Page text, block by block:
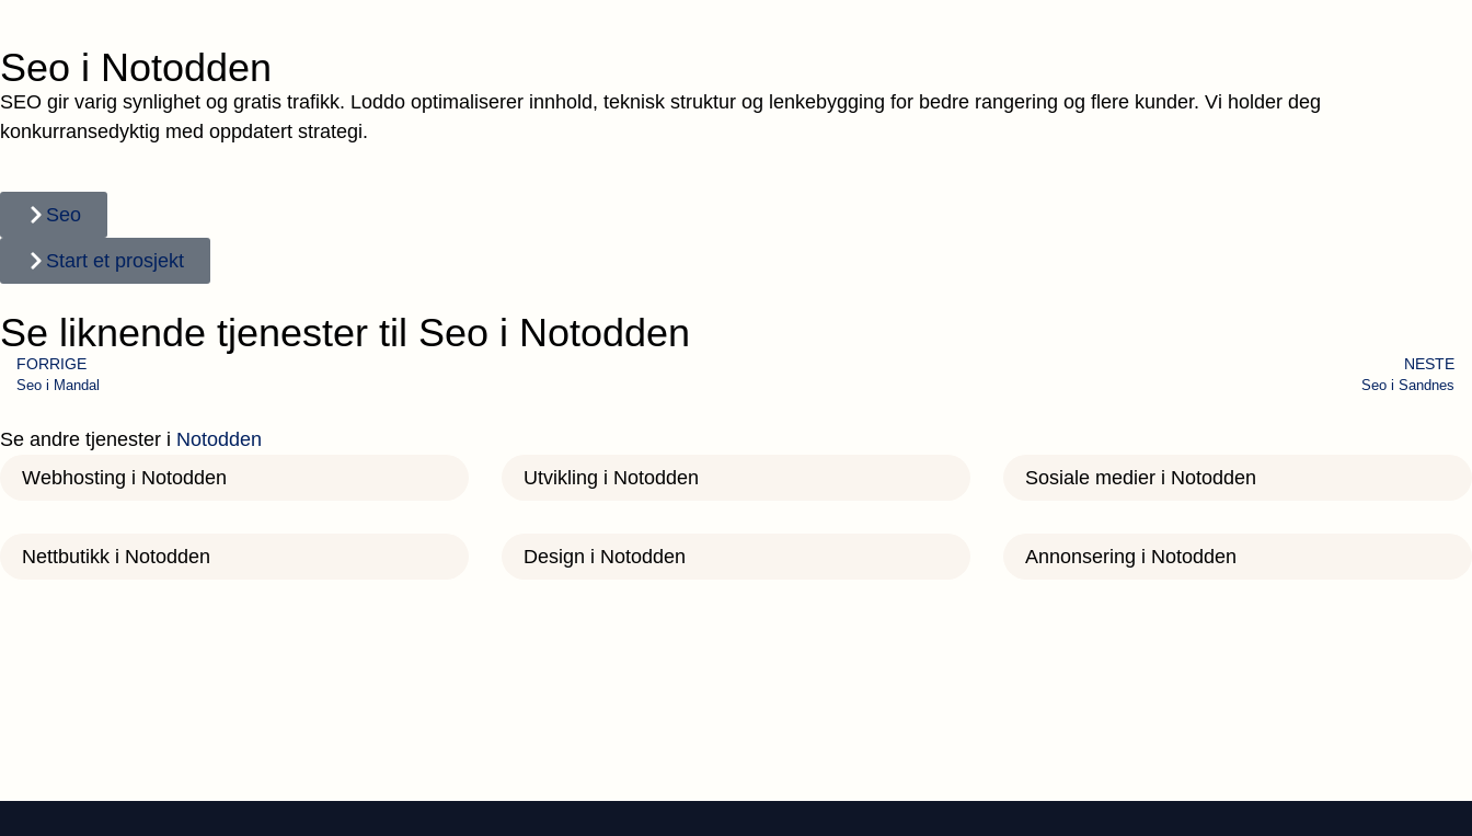
Seo i Notodden
SEO gir varig synlighet og gratis trafikk. Loddo optimaliserer innhold, teknisk struktur og lenkebygging for bedre rangering og flere kunder. Vi holder deg
konkurransedyktig med oppdatert strategi.
Seo
Start et prosjekt
Se liknende tjenester til Seo i Notodden
FORRIGE
Seo i Mandal
NESTE
Seo i Sandnes
Se andre tjenester i Notodden
Webhosting i Notodden
Utvikling i Notodden Sosiale medier i Notodden
Nettbutikk i Notodden Design i Notodden Annonsering i Notodden